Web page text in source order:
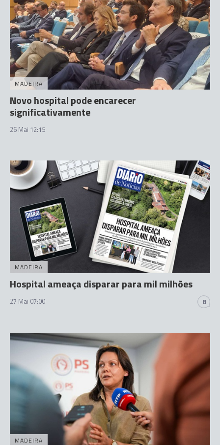
MADEIRA
Novo hospital pode encarecer
significativamente
26 Mai 12:15
MADEIRA
Hospital ameaça disparar para mil milhões
27 Mai 07:00 8
MADEIRA